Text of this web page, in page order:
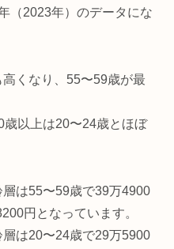
（2023年）のデータにな
くなり、55〜59歳が最
以上は20〜24歳とほぼ
は55〜59歳で39万4900
円となっています。
は20〜24歳で29万5900